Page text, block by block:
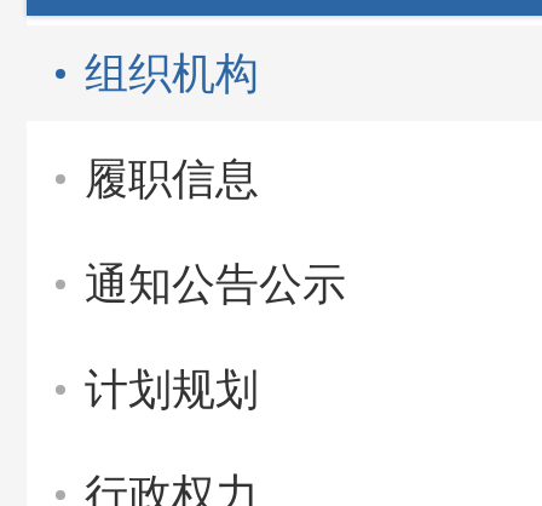
组织机构
履职信息
通知公告公示
计划规划
行政权力